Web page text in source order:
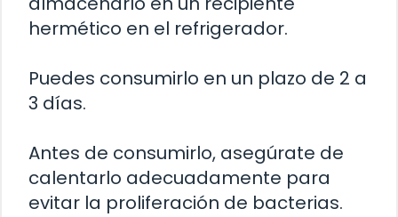
hermético en el refrigerador.
Puedes consumirlo en un plazo de 2 a
3 días.
Antes de consumirlo, asegúrate de
calentarlo adecuadamente para
evitar la proliferación de bacterias.